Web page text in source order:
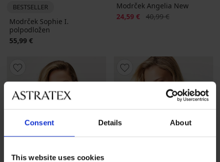
Consent Details About
This website uses cookies
BESTSELLER
Modrček Sophie I.
polpodložen
55,99 €
Modrček Angelia New
Popust
24,59 € Prvotna cena
40,99 €